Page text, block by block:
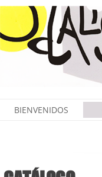
BIENVENIDOS